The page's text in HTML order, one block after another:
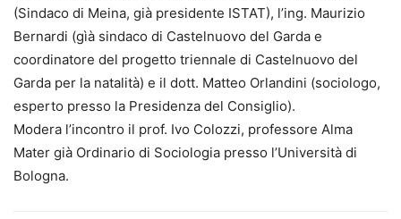
(Sindaco di Meina, già presidente ISTAT), l’ing. Maurizio
Bernardi (gìà sindaco di Castelnuovo del Garda e
coordinatore del progetto triennale di Castelnuovo del
Garda per la natalità) e il dott. Matteo Orlandini (sociologo,
esperto presso la Presidenza del Consiglio).
Modera l’incontro il prof. Ivo Colozzi, professore Alma
Mater già Ordinario di Sociologia presso l’Università di
Bologna.